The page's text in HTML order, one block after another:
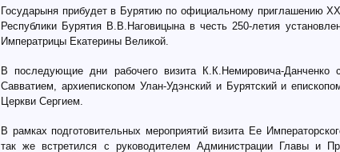
Государыня прибудет в Бурятию по официальному приглашению
Республики Бурятия В.В.Наговицына в честь 250-летия
Императрицы Екатерины Великой.
В последующие дни рабочего визита К.К.Немировича-Данченко
Савватием, архиепископом Улан-Удэнский и Бурятский и
Церкви Сергием.
В рамках подготовительных мероприятий визита Ее
так же встретился с руководителем Администрации Главы и